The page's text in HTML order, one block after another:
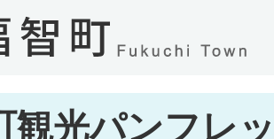
観光パンフレ